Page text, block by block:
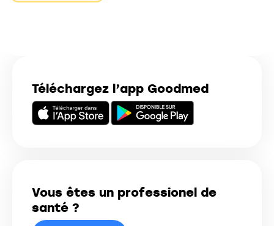
Téléchargez l’app Goodmed
Vous êtes un professionel de
santé ?